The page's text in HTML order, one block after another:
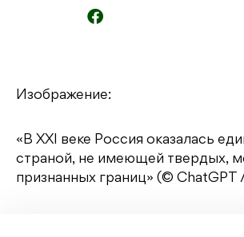
Изображение:
«В XXI веке Россия оказалась
страной, не имеющей твердых,
признанных границ» (© ChatGPT